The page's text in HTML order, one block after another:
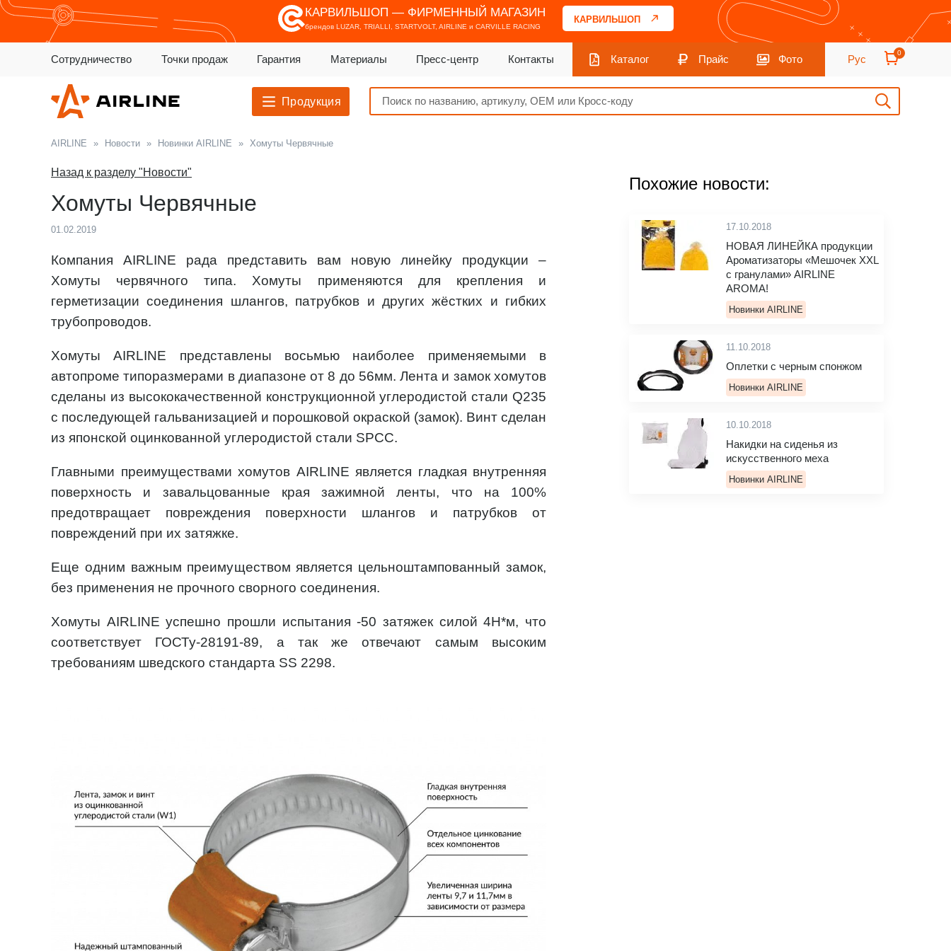
КАРВИЛЬШОП — ФИРМЕННЫЙ МАГАЗИН
брендов LUZAR, TRIALLI, STARTVOLT, AIRLINE и CARVILLE RACING
КАРВИЛЬШОП
Сотрудничество Точки продаж Гарантия Материалы Пресс-центр Контакты Каталог Прайс Фото Рус
0
Продукция
AIRLINE » Новости » Новинки AIRLINE » Хомуты Червячные
Назад к разделу "Новости"
Хомуты Червячные
01.02.2019
Компания AIRLINE рада представить вам новую линейку продукции –
Хомуты червячного типа. Хомуты применяются для крепления и
герметизации соединения шлангов, патрубков и других жёстких и гибких
трубопроводов.
Хомуты AIRLINE представлены восьмью наиболее применяемыми в
автопроме типоразмерами в диапазоне от 8 до 56мм. Лента и замок хомутов
сделаны из высококачественной конструкционной углеродистой стали Q235
с последующей гальванизацией и порошковой окраской (замок). Винт сделан
из японской оцинкованной углеродистой стали SPCC.
Главными преимуществами хомутов AIRLINE является гладкая внутренняя
поверхность и завальцованные края зажимной ленты, что на 100%
предотвращает повреждения поверхности шлангов и патрубков от
повреждений при их затяжке.
Еще одним важным преимуществом является цельноштампованный замок,
без применения не прочного сворного соединения.
Хомуты AIRLINE успешно прошли испытания -50 затяжек силой 4Н*м, что
соответствует ГОСТу-28191-89, а так же отвечают самым высоким
требованиям шведского стандарта SS 2298.
Похожие новости:
17.10.2018
НОВАЯ ЛИНЕЙКА продукции
Ароматизаторы «Мешочек XXL
с гранулами» AIRLINE
AROMA!
Новинки AIRLINE
11.10.2018
Оплетки с черным спонжом
Новинки AIRLINE
10.10.2018
Накидки на сиденья из
искусственного меха
Новинки AIRLINE